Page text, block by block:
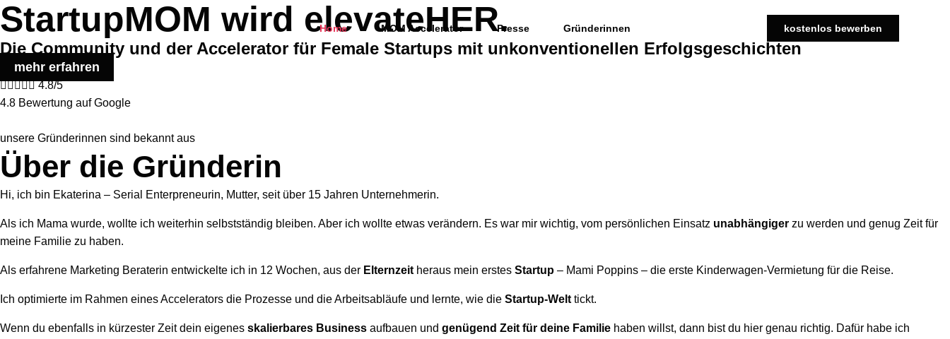
Zum
Inhalt
springen
Home MOM Accelerator Presse Gründerinnen kostenlos bewerben
StartupMOM wird elevateHER.
Die Community und der Accelerator für Female Startups mit unkonventionellen Erfolgsgeschichten
mehr erfahren
 4.8/5
4.8 Bewertung auf Google
unsere Gründerinnen sind bekannt aus
Über die Gründerin
Hi, ich bin Ekaterina – Serial Enterpreneurin, Mutter, seit über 15 Jahren Unternehmerin.
Als ich Mama wurde, wollte ich weiterhin selbstständig bleiben. Aber ich wollte etwas verändern. Es war mir wichtig, vom persönlichen Einsatz unabhängiger zu werden und genug Zeit für
meine Familie zu haben.
Als erfahrene Marketing Beraterin entwickelte ich in 12 Wochen, aus der Elternzeit heraus mein erstes Startup – Mami Poppins – die erste Kinderwagen-Vermietung für die Reise.
Ich optimierte im Rahmen eines Accelerators die Prozesse und die Arbeitsabläufe und lernte, wie die Startup-Welt tickt.
Wenn du ebenfalls in kürzester Zeit dein eigenes skalierbares Business aufbauen und genügend Zeit für deine Familie haben willst, dann bist du hier genau richtig. Dafür habe ich